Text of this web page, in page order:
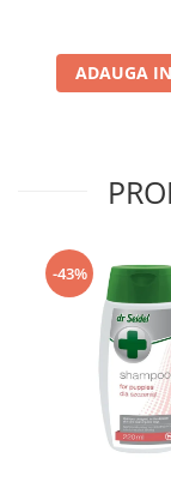
ADAUGA
-43%